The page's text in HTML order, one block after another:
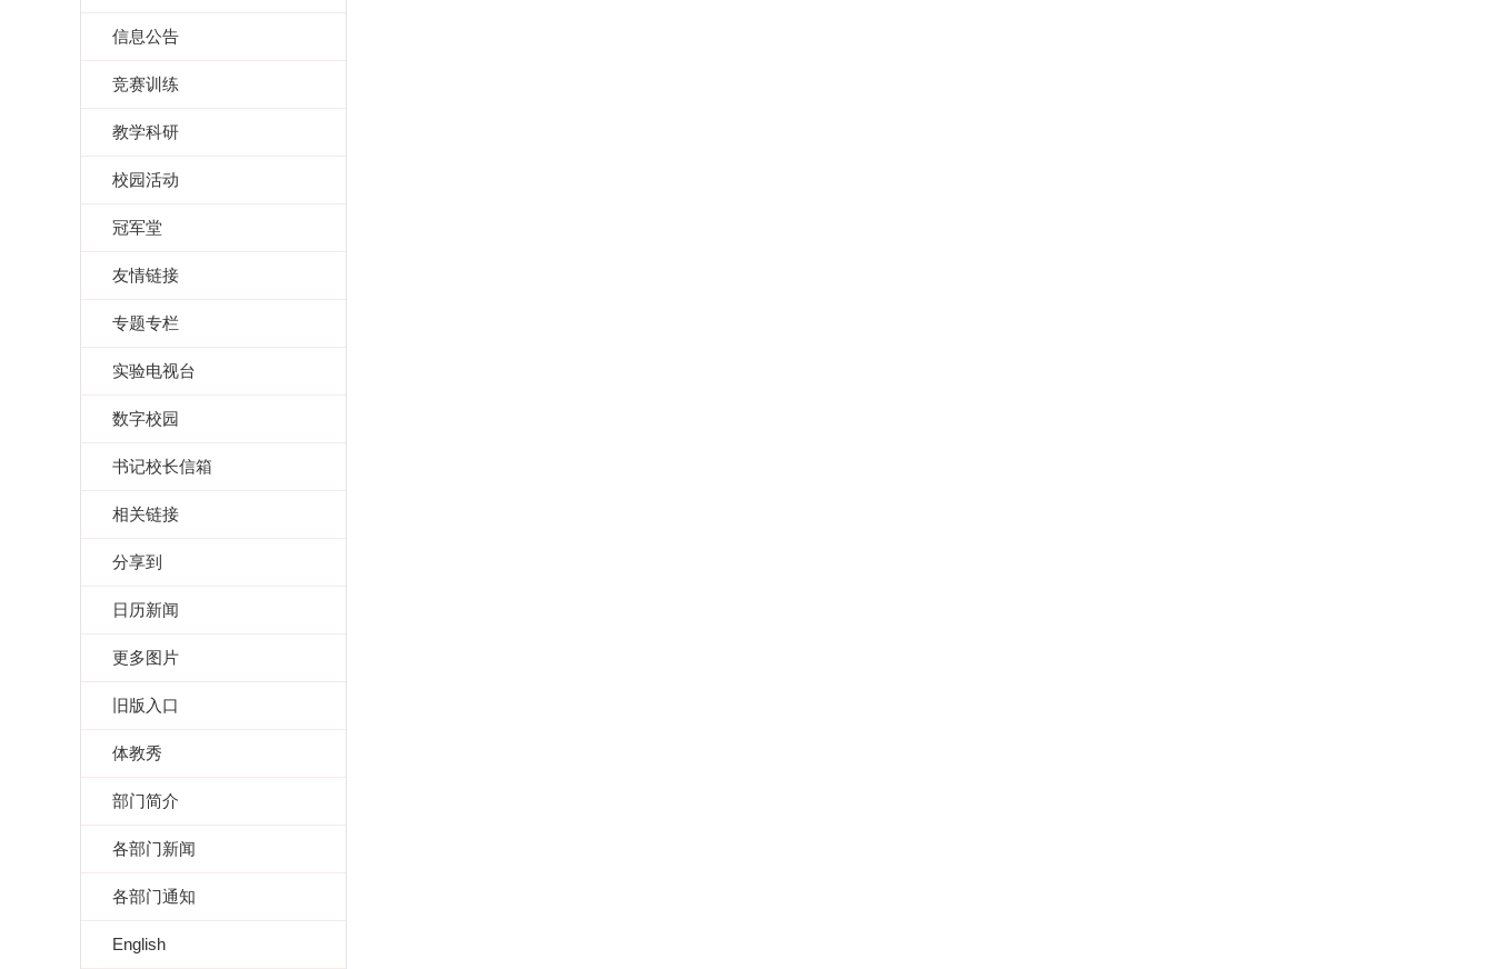
信息公告
竞赛训练
教学科研
校园活动
冠军堂
友情链接
专题专栏
实验电视台
数字校园
书记校长信箱
相关链接
分享到
日历新闻
更多图片
旧版入口
体教秀
部门简介
各部门新闻
各部门通知
English